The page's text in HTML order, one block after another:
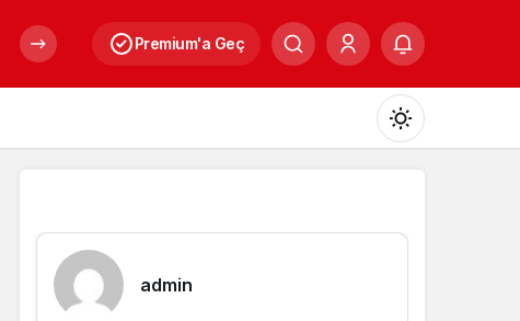
Premium'a Geç
Mod
değiştir
Gündüz Modu
admin